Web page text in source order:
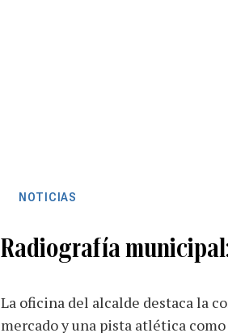
NOTICIAS
Radiografía
La oficina del alcalde destaca la
mercado y una pista atlética